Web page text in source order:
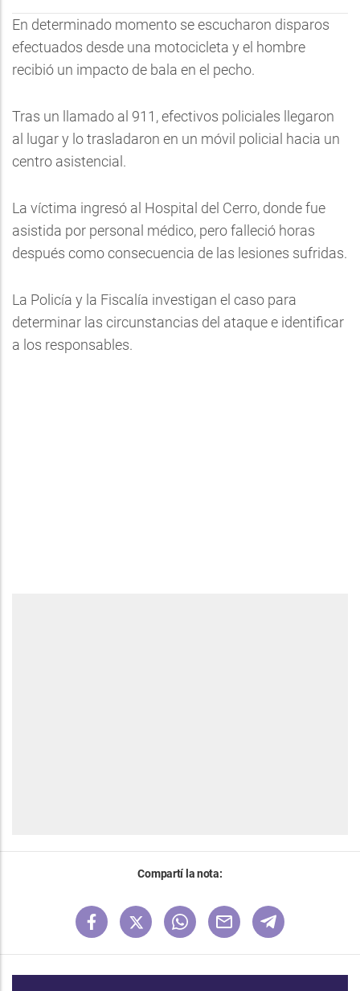
En determinado momento se escucharon disparos
efectuados desde una motocicleta y el hombre
recibió un impacto de bala en el pecho.
Tras un llamado al 911, efectivos policiales llegaron
al lugar y lo trasladaron en un móvil policial hacia un
centro asistencial.
La víctima ingresó al Hospital del Cerro, donde fue
asistida por personal médico, pero falleció horas
después como consecuencia de las lesiones sufridas.
La Policía y la Fiscalía investigan el caso para
determinar las circunstancias del ataque e identificar
a los responsables.
Compartí la nota: